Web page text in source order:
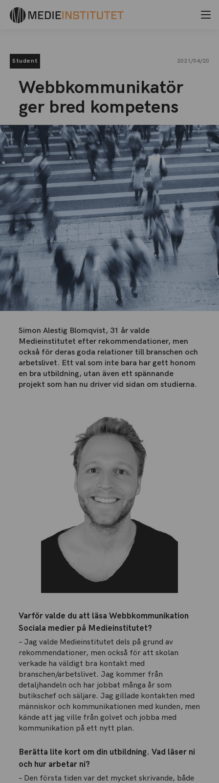
Student 2021/04/20
Webbkommunikatör
ger bred kompetens
Simon Alestig Blomqvist, 31 år valde
Medieinstitutet efter rekommendationer, men
också för deras goda relationer till branschen och
arbetslivet. Ett val som inte bara har gett honom
en bra utbildning, utan även ett spännande
projekt som han nu driver vid sidan om studierna.
Varför valde du att läsa Webbkommunikation
Sociala medier på Medieinstitutet?
– Jag valde Medieinstitutet dels på grund av
rekommendationer, men också för att skolan
verkade ha väldigt bra kontakt med
branschen/arbetslivet. Jag kommer från
detaljhandeln och har jobbat många år som
butikschef och säljare. Jag gillade kontakten med
människor och kommunikationen med kunden, men
kände att jag ville från golvet och jobba med
kommunikation på ett nytt plan.
Berätta lite kort om din utbildning. Vad läser ni
och hur arbetar ni?
– Den första tiden var det mycket skrivande, både